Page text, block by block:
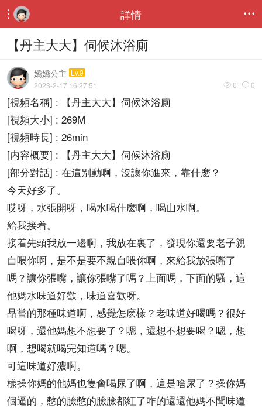
 詳情 
【丹主大大】伺候沐浴廁
嬌嬌公主 Lv.9
 0  0
2023-2-17 16:27:51
[視頻名稱] : 【丹主大大】伺候沐浴廁
[視頻大小] : 269M
[視頻時長] : 26min
[内容概要] : 【丹主大大】伺候沐浴廁
[部分對話] : 在這别動啊，沒讓你進來，靠什麽？
今天好多了。
哎呀，水張開呀，喝水喝什麽啊，喝山水啊。
給我接着。
接着先頭我放一邊啊，我放在裏了，發現你還要老子親
自喂你啊，是不是要不親自喂你啊，來給我放張嘴了
嗎？讓你張嘴，讓你張嘴了嗎？上面嗎，下面的騷，這
他媽水味道好歡，味道喜歡呀。
品嘗的那種味道啊，感覺怎麽樣？老味道好喝嗎？很好
喝呀，還他媽想不想要了？嗯，還想不想要喝？嗯，想
啊，想喝就喝完知道嗎？嗯。
可這味道好濃啊。
樣操你媽的他媽也隻會喝尿了啊，這是啥尿了？操你媽
個逼的，憋的臉憋的臉臉都紅了咋的還還他媽不聞味道